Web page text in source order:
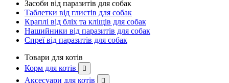
Засоби від паразитів для собак
Таблетки від глистів для собак
Краплі від бліх та кліщів для собак
Нашийники від паразитів для собак
Спреї від паразитів для собак
Товари для котів
Корм для котів

Аксесуари для котів 